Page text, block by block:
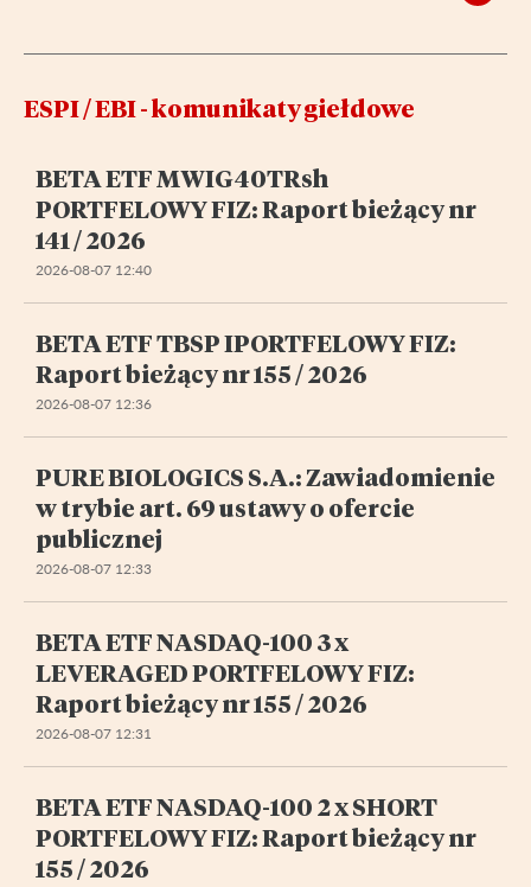
ESPI / EBI - komunikaty giełdowe
BETA ETF MWIG40TRsh
PORTFELOWY FIZ: Raport bieżący nr
141 / 2026
2026-08-07 12:40
BETA ETF TBSP IPORTFELOWY FIZ:
Raport bieżący nr 155 / 2026
2026-08-07 12:36
PURE BIOLOGICS S.A.: Zawiadomienie
w trybie art. 69 ustawy o ofercie
publicznej
2026-08-07 12:33
BETA ETF NASDAQ-100 3 x
LEVERAGED PORTFELOWY FIZ:
Raport bieżący nr 155 / 2026
2026-08-07 12:31
BETA ETF NASDAQ-100 2 x SHORT
PORTFELOWY FIZ: Raport bieżący nr
155 / 2026